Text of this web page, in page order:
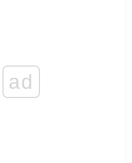
ad